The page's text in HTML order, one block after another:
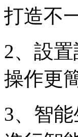
打造不
2、設
操作更
3、智